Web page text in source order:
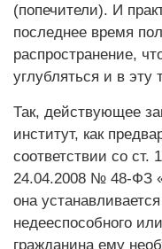
(попечители). И
последнее время
распространение,
углубляться и в эту
Так, действующее
институт, как
соответствии со ст.
24.04.2008 № 48-ФЗ
она
недееспособного
гражданина ему